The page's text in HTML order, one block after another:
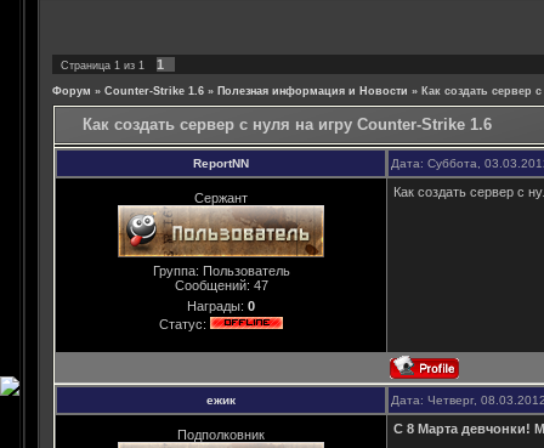
Страница 1 из 1 1
Форум » Counter-Strike 1.6 » Полезная информация и Новости » Как создать сервер
Как создать сервер c нуля на игру Counter-Strike 1.6
ReportNN Дата: Суббота,
Сержант
Группа: Пользователь
Сообщений: 47
Награды: 0
Статус:
Как создать сервер c
ежик Дата: Четверг,
Подполковник С 8 Марта девчонки!